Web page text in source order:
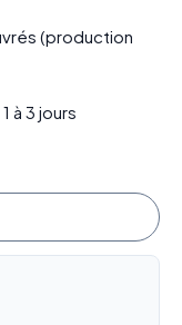
(production
à 3 jours